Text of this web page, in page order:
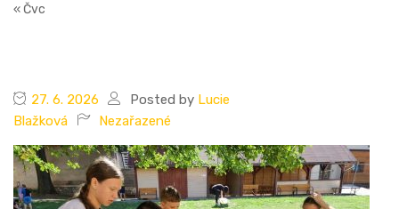
« Čvc
27. 6. 2026 Posted by Lucie
Blažková
Nezařazené